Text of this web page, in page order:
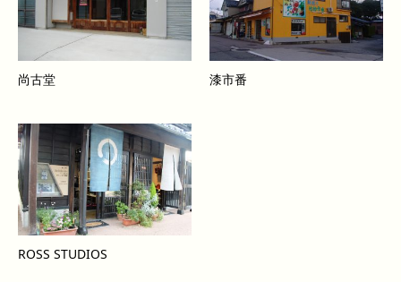
尚古堂 漆市番
ROSS STUDIOS